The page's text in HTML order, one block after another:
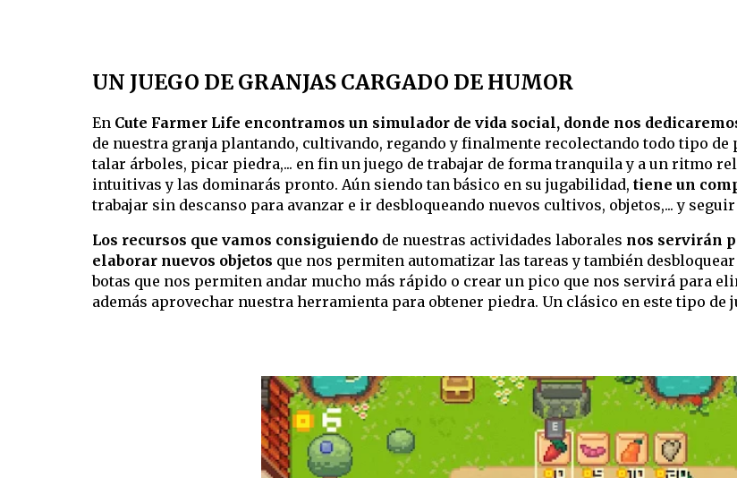
UN JUEGO DE GRANJAS CARGADO DE HUMOR
En Cute Farmer Life encontramos un simulador de vida social, donde nos
de nuestra granja plantando, cultivando, regando y finalmente recolectando todo tipo
talar árboles, picar piedra,... en fin un juego de trabajar de forma tranquila y a un ritmo
intuitivas y las dominarás pronto. Aún siendo tan básico en su jugabilidad, tiene un
trabajar sin descanso para avanzar e ir desbloqueando nuevos cultivos, objetos,... y
Los recursos que vamos consiguiendode nuestras actividades laborales nos servirán
elaborar nuevos objetos que nos permiten automatizar las tareas y también
botas que nos permiten andar mucho más rápido o crear un pico que nos servirá para
además aprovechar nuestra herramienta para obtener piedra. Un clásico en este tipo de